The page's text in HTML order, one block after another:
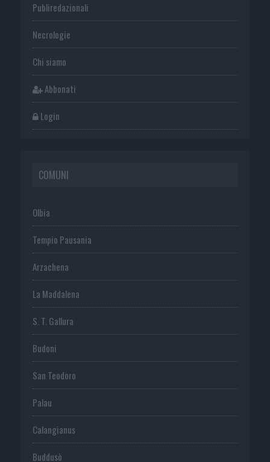
Publiredazionali
Necrologie
Chi siamo
Abbonati
Login
COMUNI
Olbia
Tempio Pausania
Arzachena
La Maddalena
S. T. Gallura
Budoni
San Teodoro
Palau
Calangianus
Buddusò